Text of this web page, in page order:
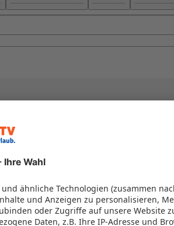
kombiniert werden – das spart Zeit